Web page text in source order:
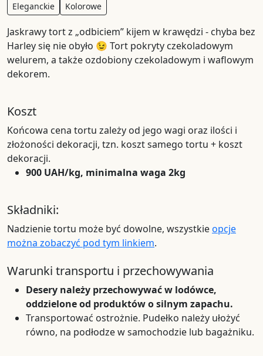
Eleganckie Kolorowe
Jaskrawy tort z „odbiciem” kijem w krawędzi - chyba bez
Harley się nie obyło 😉 Tort pokryty czekoladowym
welurem, a także ozdobiony czekoladowym i waflowym
dekorem.
Koszt
Końcowa cena tortu zależy od jego wagi oraz ilości i
złożoności dekoracji, tzn. koszt samego tortu + koszt
dekoracji.
900 UAH/kg, minimalna waga 2kg
Składniki:
Nadzienie tortu może być dowolne, wszystkieopcje
można zobaczyć pod tym linkiem.
Warunki transportu i przechowywania
Desery należy przechowywać w lodówce,
oddzielone od produktów o silnym zapachu.
Transportować ostrożnie. Pudełko należy ułożyć
równo, na podłodze w samochodzie lub bagażniku.